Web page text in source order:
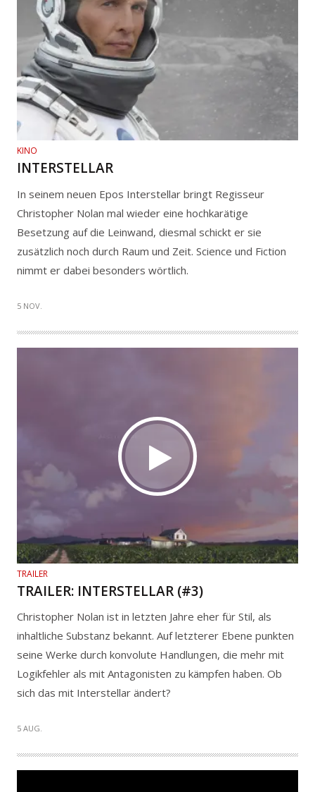
KINO
INTERSTELLAR
In seinem neuen Epos Interstellar bringt Regisseur
Christopher Nolan mal wieder eine hochkarätige
Besetzung auf die Leinwand, diesmal schickt er sie
zusätzlich noch durch Raum und Zeit. Science und Fiction
nimmt er dabei besonders wörtlich.
5 NOV.
TRAILER
TRAILER: INTERSTELLAR (#3)
Christopher Nolan ist in letzten Jahre eher für Stil, als
inhaltliche Substanz bekannt. Auf letzterer Ebene punkten
seine Werke durch konvolute Handlungen, die mehr mit
Logikfehler als mit Antagonisten zu kämpfen haben. Ob
sich das mit Interstellar ändert?
5 AUG.